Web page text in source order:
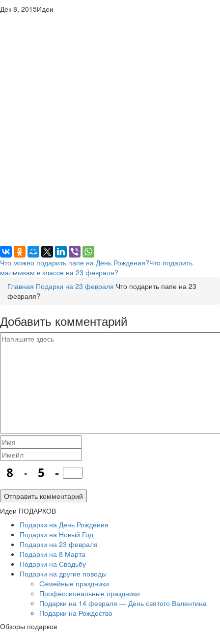
Дек 8, 2015Идеи
Что можно подарить папе на День Рождения?Что подарить
мальчикам в классе на 23 февраля?
Главная Подарки на 23 февраля Что подарить папе на 23
февраля?
Добавить комментарий
× =
Идеи ПОДАРКОВ
Подарки на День Рождения
Подарки на Новый Год
Подарки на 23 февраля
Подарки на 8 Марта
Подарки на Свадьбу
Подарки на другие поводы
Семейные праздники
Профессиональные праздники
Подарки на 14 февраля — День святого Валентина
Подарки на Рождество
Обзоры подарков